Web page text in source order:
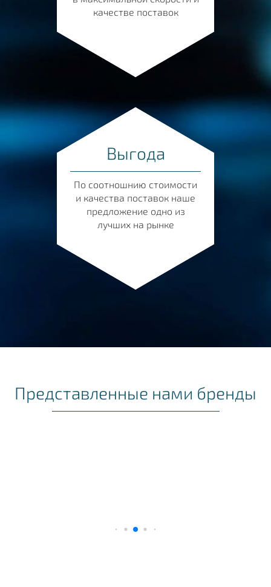
качестве поставок
Выгода
По соотношнию стоимости
и качества поставок наше
предложение одно из
лучших на рынке
Представленные нами бренды